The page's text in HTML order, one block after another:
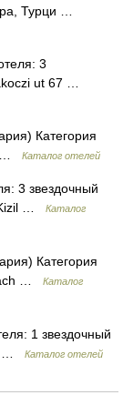
Турци …
3
ut 67 …
Категория
…
Каталог отелей
3 звездочный
Kizil …
Каталог
Категория
…
Каталог
1 звездочный
…
Каталог отелей